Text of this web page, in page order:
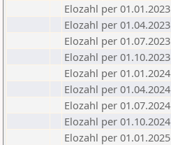
Elozahl per 01.01.2023
Elozahl per 01.04.2023
Elozahl per 01.07.2023
Elozahl per 01.10.2023
Elozahl per 01.01.2024
Elozahl per 01.04.2024
Elozahl per 01.07.2024
Elozahl per 01.10.2024
Elozahl per 01.01.2025